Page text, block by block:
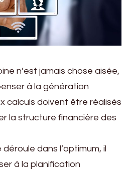
n’est jamais chose aisée,
à la génération
calculs doivent être réalisés
la structure financière des
dans l’optimum, il
à la planification